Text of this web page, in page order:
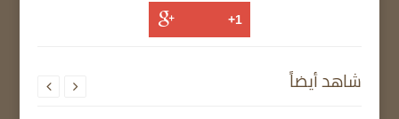
شاهد أيضاً  